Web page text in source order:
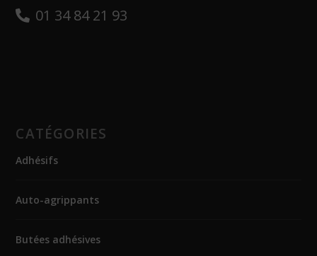
01 34 84 21 93
CATÉGORIES
Adhésifs
Auto-agrippants
Butées adhésives